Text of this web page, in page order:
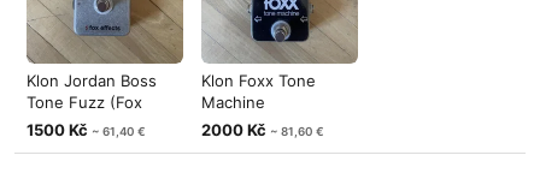
Klon Jordan Boss
Tone Fuzz (Fox
Effects)
1500 Kč ~ 61,40 €
Klon Foxx Tone
Machine
(octave/fuzz)
2000 Kč ~ 81,60 €